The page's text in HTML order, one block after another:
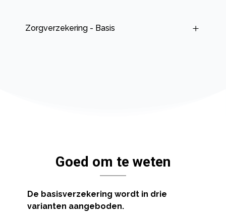
Zorgverzekering - Basis
Goed om te weten
De basisverzekering wordt in drie
varianten aangeboden.